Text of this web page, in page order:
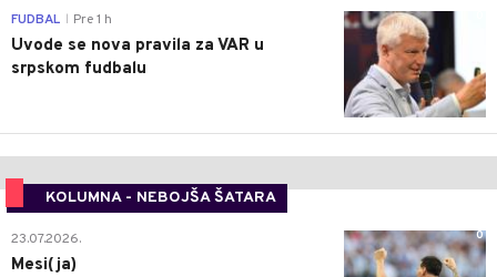
FUDBAL Pre 1 h
Uvode se nova pravila za VAR u
srpskom fudbalu
KOLUMNA - NEBOJŠA ŠATARA
0
23.07.2026.
Mesi(ja)